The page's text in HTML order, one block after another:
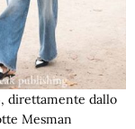
direttamente dallo
Mesman